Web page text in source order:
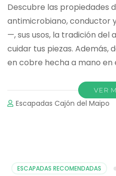
Descubre las propiedades
antimicrobiano, conductor
—, sus usos, la tradición del
cuidar tus piezas.
en cobre hecha a mano en
VER
Escapadas Cajón del Maipo
ESCAPADAS RECOMENDADAS